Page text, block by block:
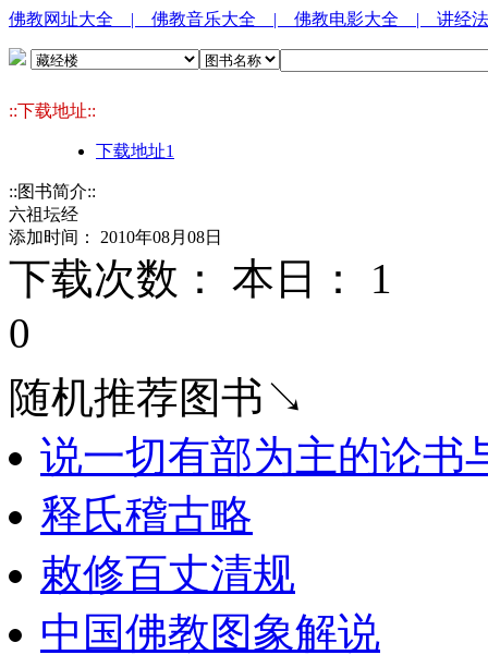
佛教网址大全 | 佛教音乐大全 | 佛教电影大全 | 讲经
::下载地址::
下载地址1
::图书简介::
六祖坛经
添加时间： 2010年08月08日
下载次数： 本日： 1
0
随机推荐图书↘
说一切有部为主的论书
释氏稽古略
敕修百丈清规
中国佛教图象解说